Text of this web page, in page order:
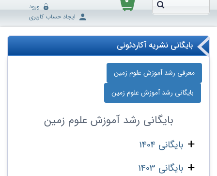
ورود
ایجاد حساب کاربری
بایگانی نشریه آکاردئونی
معرفی رشد آموزش علوم زمین
بایگانی رشد آموزش علوم زمین
بایگانی رشد آموزش علوم زمین
بایگانی 1404
بایگانی 1403